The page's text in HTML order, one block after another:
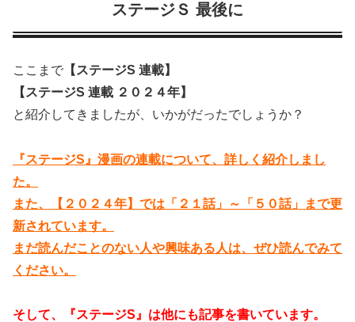
ステージＳ 最後に
ここまで 【ステージS 連載】
【ステージS 連載 ２０２４年】
と紹介してきましたが、いかがだったでしょうか？
『ステージS』漫画の連載について、詳しく紹介しまし
た。
また、【２０２４年】では「２１話」～「５０話」まで更
新されています。
まだ読んだことのない人や興味ある人は、ぜひ読んでみて
ください。
そして、『ステージS』は他にも記事を書いています。